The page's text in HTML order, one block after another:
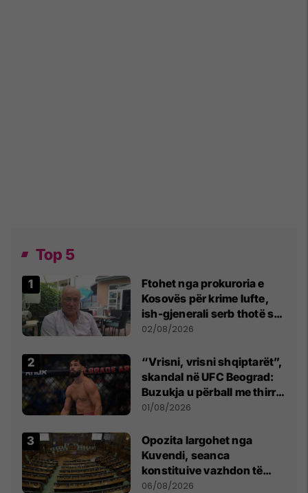
Top 5
Ftohet nga prokuroria e
Kosovës për krime lufte,
ish-gjenerali serb thotë se
dikush e tradhtoi në
02/08/2026
“Vrisni, vrisni shqiptarët”,
skandal në UFC Beograd:
Buzukja u përball me thirrje
anti-shqiptare nga
01/08/2026
Opozita largohet nga
Kuvendi, seanca
konstituive vazhdon të
shtunën në orën 11:00
06/08/2026